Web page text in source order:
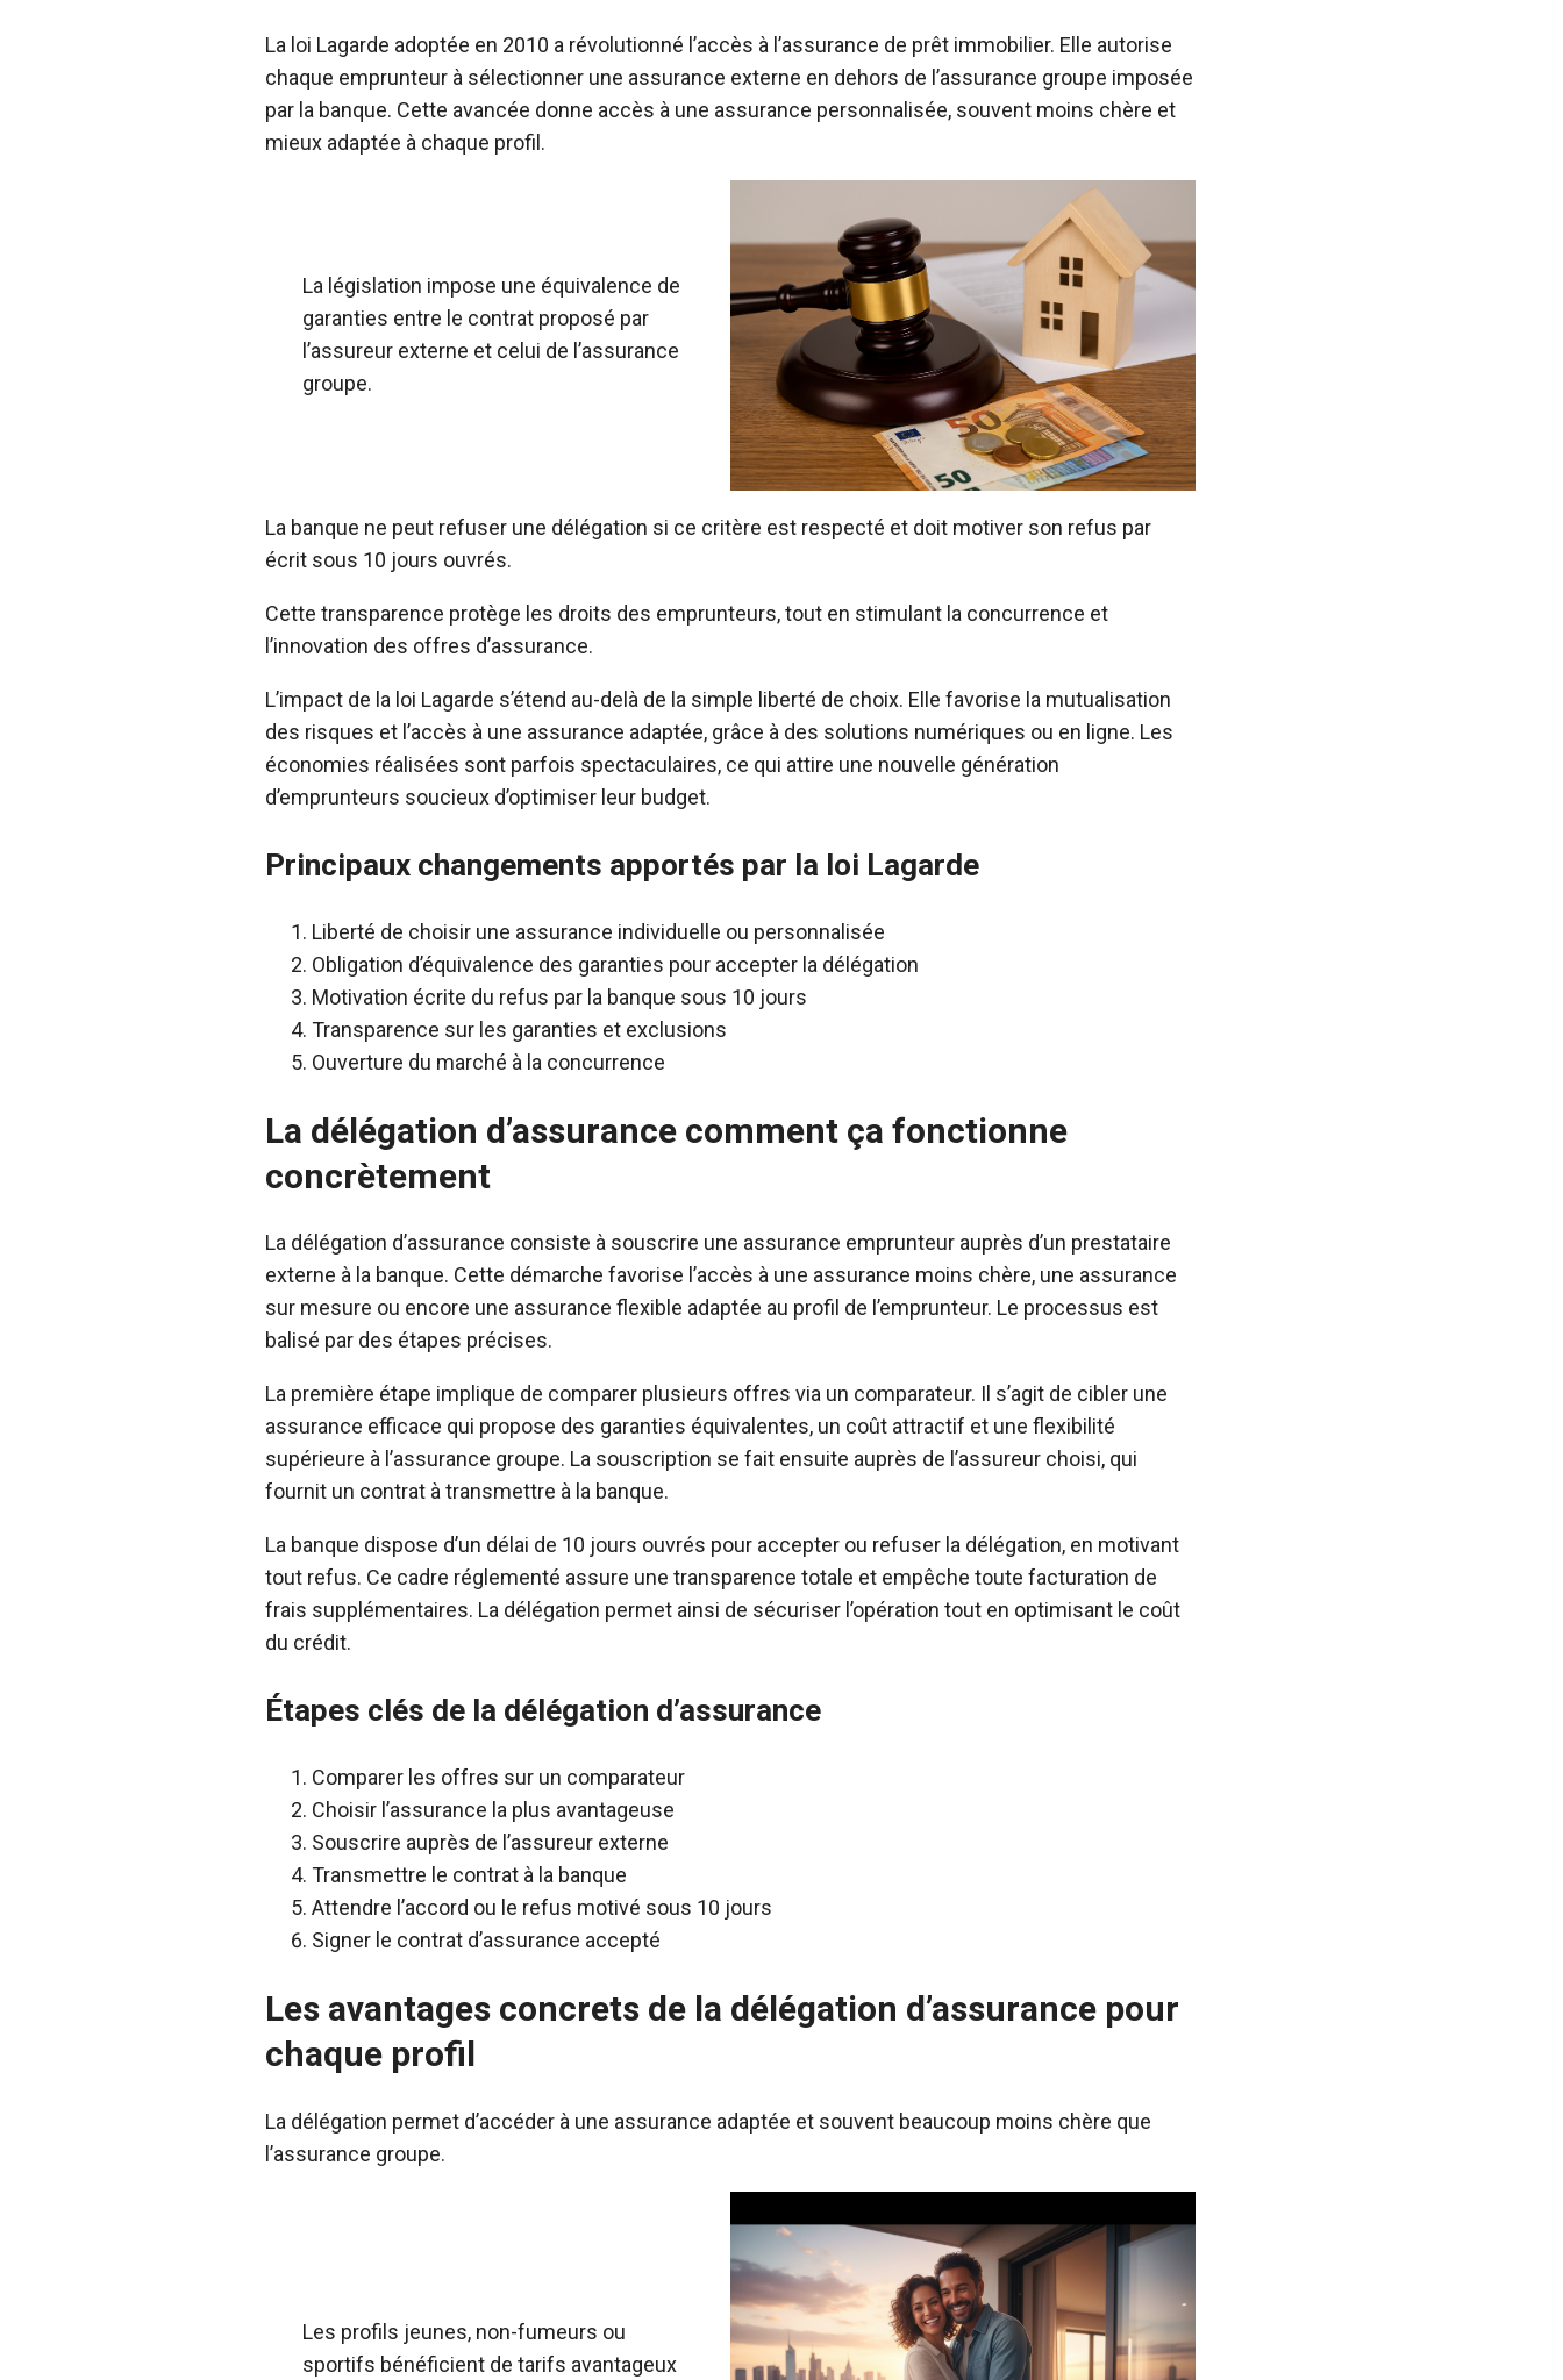
La loi Lagarde adoptée en 2010 a révolutionné l’accès à l’assurance de prêt immobilier. Elle autorise
chaque emprunteur à sélectionner une assurance externe en dehors de l’assurance groupe imposée
par la banque. Cette avancée donne accès à une assurance personnalisée, souvent moins chère et
mieux adaptée à chaque profil.
La législation impose une équivalence de
garanties entre le contrat proposé par
l’assureur externe et celui de l’assurance
groupe.
La banque ne peut refuser une délégation si ce critère est respecté et doit motiver son refus par
écrit sous 10 jours ouvrés.
Cette transparence protège les droits des emprunteurs, tout en stimulant la concurrence et
l’innovation des offres d’assurance.
L’impact de la loi Lagarde s’étend au-delà de la simple liberté de choix. Elle favorise la mutualisation
des risques et l’accès à une assurance adaptée, grâce à des solutions numériques ou en ligne. Les
économies réalisées sont parfois spectaculaires, ce qui attire une nouvelle génération
d’emprunteurs soucieux d’optimiser leur budget.
Principaux changements apportés par la loi Lagarde
Liberté de choisir une assurance individuelle ou personnalisée
Obligation d’équivalence des garanties pour accepter la délégation
Motivation écrite du refus par la banque sous 10 jours
Transparence sur les garanties et exclusions
Ouverture du marché à la concurrence
La délégation d’assurance comment ça fonctionne
concrètement
La délégation d’assurance consiste à souscrire une assurance emprunteur auprès d’un prestataire
externe à la banque. Cette démarche favorise l’accès à une assurance moins chère, une assurance
sur mesure ou encore une assurance flexible adaptée au profil de l’emprunteur. Le processus est
balisé par des étapes précises.
La première étape implique de comparer plusieurs offres via un comparateur. Il s’agit de cibler une
assurance efficace qui propose des garanties équivalentes, un coût attractif et une flexibilité
supérieure à l’assurance groupe. La souscription se fait ensuite auprès de l’assureur choisi, qui
fournit un contrat à transmettre à la banque.
La banque dispose d’un délai de 10 jours ouvrés pour accepter ou refuser la délégation, en motivant
tout refus. Ce cadre réglementé assure une transparence totale et empêche toute facturation de
frais supplémentaires. La délégation permet ainsi de sécuriser l’opération tout en optimisant le coût
du crédit.
Étapes clés de la délégation d’assurance
Comparer les offres sur un comparateur
Choisir l’assurance la plus avantageuse
Souscrire auprès de l’assureur externe
Transmettre le contrat à la banque
Attendre l’accord ou le refus motivé sous 10 jours
Signer le contrat d’assurance accepté
Les avantages concrets de la délégation d’assurance pour
chaque profil
La délégation permet d’accéder à une assurance adaptée et souvent beaucoup moins chère que
l’assurance groupe.
Les profils jeunes, non-fumeurs ou
sportifs bénéficient de tarifs avantageux